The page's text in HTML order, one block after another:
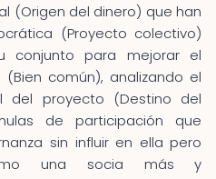
(Origen del dinero) que han
(Proyecto colectivo)
conjunto para mejorar el
común), analizando el
del proyecto (Destino del
de participación que
sin influir en ella pero
una socia más y